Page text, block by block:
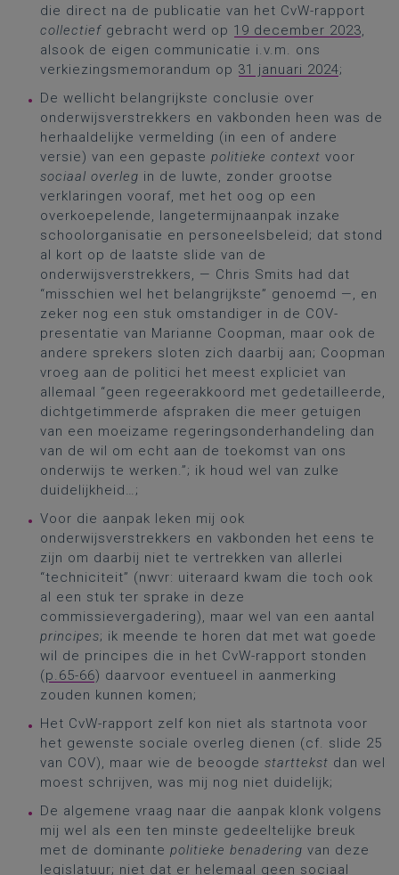
die direct na de publicatie van het CvW-rapport
collectief gebracht werd op 19 december 2023,
alsook de eigen communicatie i.v.m. ons
verkiezingsmemorandum op 31 januari 2024;
De wellicht belangrijkste conclusie over
onderwijsverstrekkers en vakbonden heen was de
herhaaldelijke vermelding (in een of andere
versie) van een gepaste politieke context voor
sociaal overleg in de luwte, zonder grootse
verklaringen vooraf, met het oog op een
overkoepelende, langetermijnaanpak inzake
schoolorganisatie en personeelsbeleid; dat stond
al kort op de laatste slide van de
onderwijsverstrekkers, — Chris Smits had dat
“misschien wel het belangrijkste” genoemd —, en
zeker nog een stuk omstandiger in de COV-
presentatie van Marianne Coopman, maar ook de
andere sprekers sloten zich daarbij aan; Coopman
vroeg aan de politici het meest expliciet van
allemaal “geen regeerakkoord met gedetailleerde,
dichtgetimmerde afspraken die meer getuigen
van een moeizame regeringsonderhandeling dan
van de wil om echt aan de toekomst van ons
onderwijs te werken.”; ik houd wel van zulke
duidelijkheid…;
Voor die aanpak leken mij ook
onderwijsverstrekkers en vakbonden het eens te
zijn om daarbij niet te vertrekken van allerlei
“techniciteit” (nwvr: uiteraard kwam die toch ook
al een stuk ter sprake in deze
commissievergadering), maar wel van een aantal
principes; ik meende te horen dat met wat goede
wil de principes die in het CvW-rapport stonden
(p.65-66) daarvoor eventueel in aanmerking
zouden kunnen komen;
Het CvW-rapport zelf kon niet als startnota voor
het gewenste sociale overleg dienen (cf. slide 25
van COV), maar wie de beoogde starttekst dan wel
moest schrijven, was mij nog niet duidelijk;
De algemene vraag naar die aanpak klonk volgens
mij wel als een ten minste gedeeltelijke breuk
met de dominante politieke benadering van deze
legislatuur; niet dat er helemaal geen sociaal